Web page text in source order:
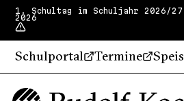
1. Schultag im Schuljahr 2026/
2026
Schulportal Termine